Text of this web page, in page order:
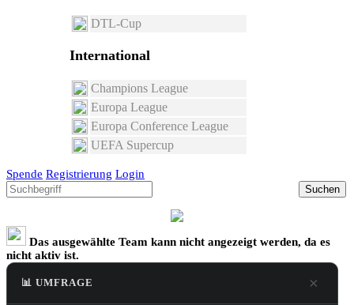
DTL-Cup
International
Champions League
Europa League
Europa Conference League
UEFA Supercup
Spende Registrierung Login
Suchen
Das ausgewählte Team kann nicht angezeigt werden, da es
nicht aktiv ist.
📊 UMFRAGE ×